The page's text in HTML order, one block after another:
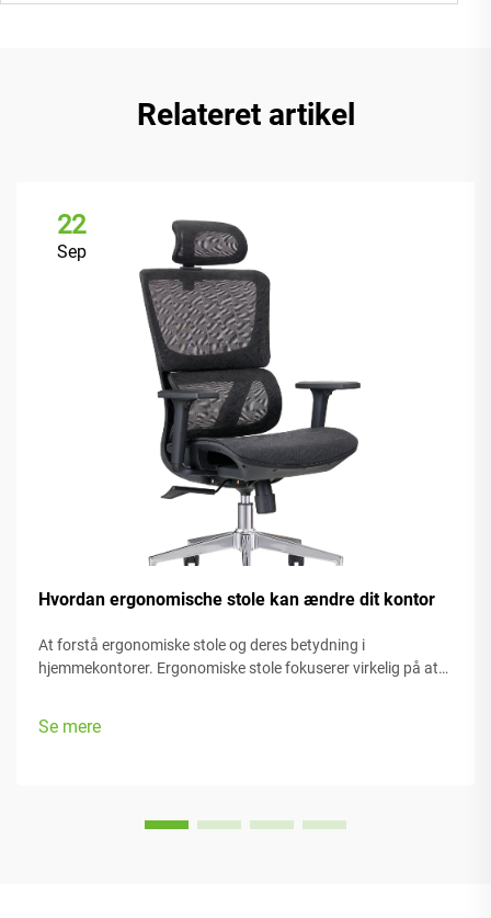
Relateret artikel
22
Sep
Hvordan ergonomische stole kan ændre dit kontor
At forstå ergonomiske stole og deres betydning i
hjemmekontorer. Ergonomiske stole fokuserer virkelig på at
præferencer. De fleste modeller har...
Se mere